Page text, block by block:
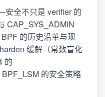
全不只是 verifier 的
CAP_SYS_ADMIN
的历史沿革与现
缓解（常数盲化
的
的安全策略